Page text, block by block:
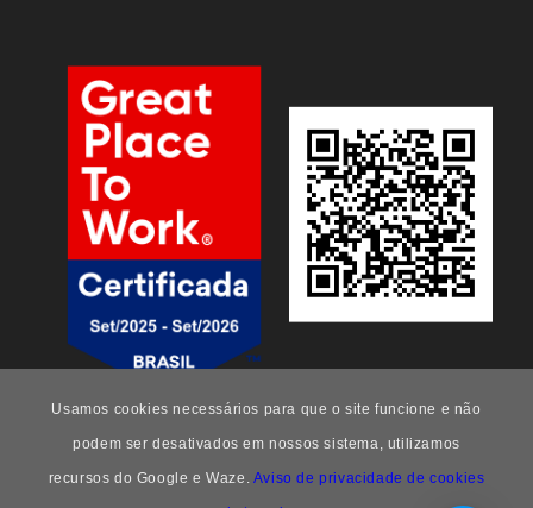
Usamos cookies necessários para que o site funcione e não
podem ser desativados em nossos sistema, utilizamos
recursos do Google e Waze. Aviso de privacidade de cookies